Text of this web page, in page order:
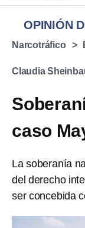
OPINIÓN
Narcotráfico
Claudia
caso
La soberanía
del derecho
ser concebida